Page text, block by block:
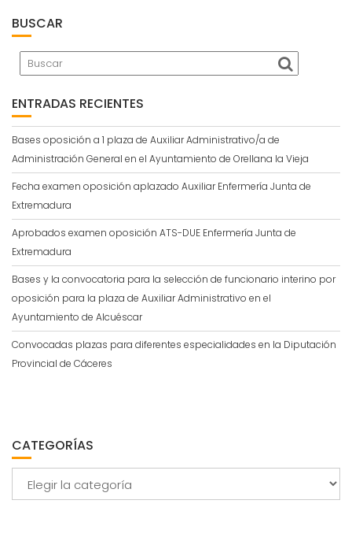
BUSCAR
ENTRADAS RECIENTES
Bases oposición a 1 plaza de Auxiliar Administrativo/a de
Administración General en el Ayuntamiento de Orellana la Vieja
Fecha examen oposición aplazado Auxiliar Enfermería Junta de
Extremadura
Aprobados examen oposición ATS-DUE Enfermería Junta de
Extremadura
Bases y la convocatoria para la selección de funcionario interino por
oposición para la plaza de Auxiliar Administrativo en el
Ayuntamiento de Alcuéscar
Convocadas plazas para diferentes especialidades en la Diputación
Provincial de Cáceres
CATEGORÍAS